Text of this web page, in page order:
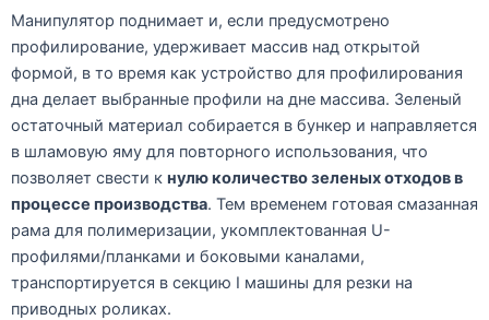
Манипулятор поднимает и, если предусмотрено
профилирование, удерживает массив над открытой
формой, в то время как устройство для профилирования
дна делает выбранные профили на дне массива. Зеленый
остаточный материал собирается в бункер и направляется
в шламовую яму для повторного использования, что
позволяет свести к нулю количество зеленых отходов в
процессе производства. Тем временем готовая смазанная
рама для полимеризации, укомплектованная U-
профилями/планками и боковыми каналами,
транспортируется в секцию I машины для резки на
приводных роликах.